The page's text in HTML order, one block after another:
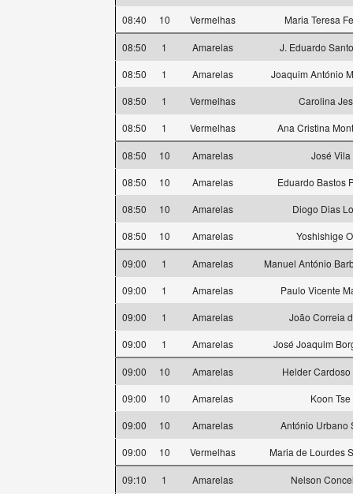
08:40
10 Vermelhas Maria Teresa
08:50 1 Amarelas
J. Eduardo
08:50
1 Amarelas
Joaquim António
08:50
1 Vermelhas
Carolina
08:50
1 Vermelhas Ana Cristina
08:50 10 Amarelas
José Vila
08:50
10 Amarelas
Eduardo Bastos
08:50
10 Amarelas
Diogo Dias
08:50
10 Amarelas Yoshishige
09:00 1 Amarelas
Manuel António
09:00
1 Amarelas
Paulo Vicente
09:00
1 Amarelas
João Correia
09:00
1 Amarelas José Joaquim
09:00 10 Amarelas
Helder
09:00
10 Amarelas
Koon Tse
09:00
10 Amarelas
António Urbano
09:00
10 Vermelhas Maria de Lourdes
09:10 1 Amarelas
Nelson